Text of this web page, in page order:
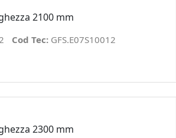
2100 mm
Cod Tec: GFS.E07S10012
2300 mm